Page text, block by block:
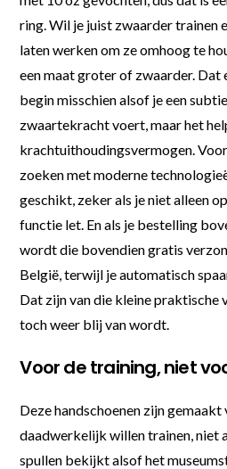
ring. Wil je juist zwaarder trainen
laten werken om ze omhoog te
een maat groter of zwaarder.
begin misschien alsof je een
zwaartekracht voert, maar het
krachtuithoudingsvermogen.
zoeken met moderne
geschikt, zeker als je niet alleen
functie let. En als je bestelling
wordt die bovendien gratis
België, terwijl je automatisch
Dat zijn van die kleine praktische
toch weer blij van wordt.
Voor de training, niet
Deze handschoenen zijn gemaakt
daadwerkelijk willen trainen, niet
spullen bekijkt alsof het